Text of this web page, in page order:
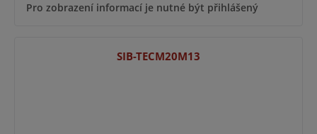
Pro zobrazení informací je nutné být přihlášený
SIB-TECM20M13